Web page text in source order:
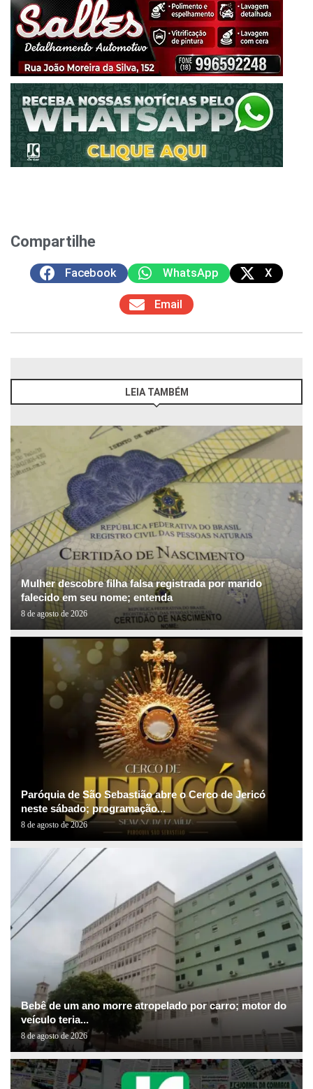
Compartilhe
Facebook WhatsApp X
Email
LEIA TAMBÉM
Mulher descobre filha falsa registrada por marido
falecido em seu nome; entenda
8 de agosto de 2026
Paróquia de São Sebastião abre o Cerco de Jericó
neste sábado; programação...
8 de agosto de 2026
Bebê de um ano morre atropelado por carro; motor do
veículo teria...
8 de agosto de 2026